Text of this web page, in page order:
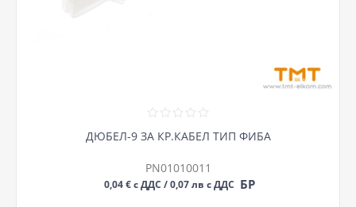
ДЮБЕЛ-9 ЗА КР.КАБЕЛ ТИП ФИБА
PN01010011
0,04 € с ДДС / 0,07 лв с ДДС БР